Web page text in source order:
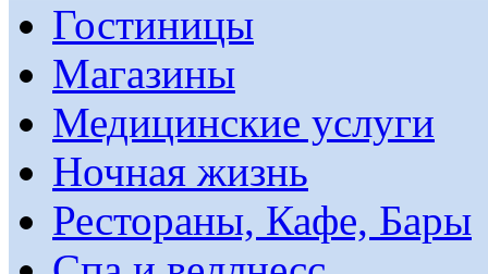
Гостиницы
Магазины
Медицинские услуги
Ночная жизнь
Рестораны, Кафе, Бары